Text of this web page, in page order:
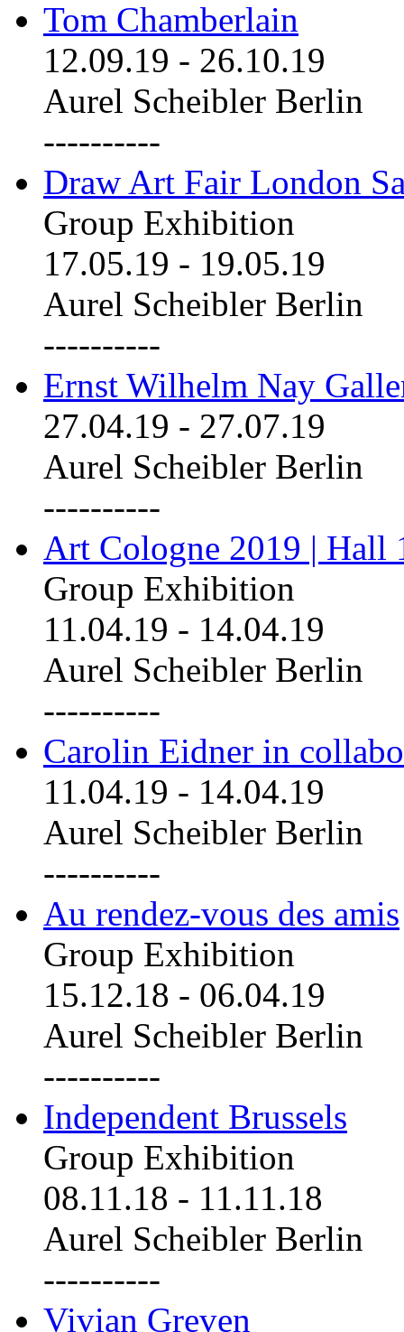
Tom Chamberlain
12.09.19 - 26.10.19
Aurel Scheibler Berlin
----------
Draw Art Fair London
Group Exhibition
17.05.19 - 19.05.19
Aurel Scheibler Berlin
----------
Ernst Wilhelm Nay
27.04.19 - 27.07.19
Aurel Scheibler Berlin
----------
Art Cologne 2019 | Hall
Group Exhibition
11.04.19 - 14.04.19
Aurel Scheibler Berlin
----------
Carolin Eidner in
11.04.19 - 14.04.19
Aurel Scheibler Berlin
----------
Au rendez-vous des amis
Group Exhibition
15.12.18 - 06.04.19
Aurel Scheibler Berlin
----------
Independent Brussels
Group Exhibition
08.11.18 - 11.11.18
Aurel Scheibler Berlin
----------
Vivian Greven